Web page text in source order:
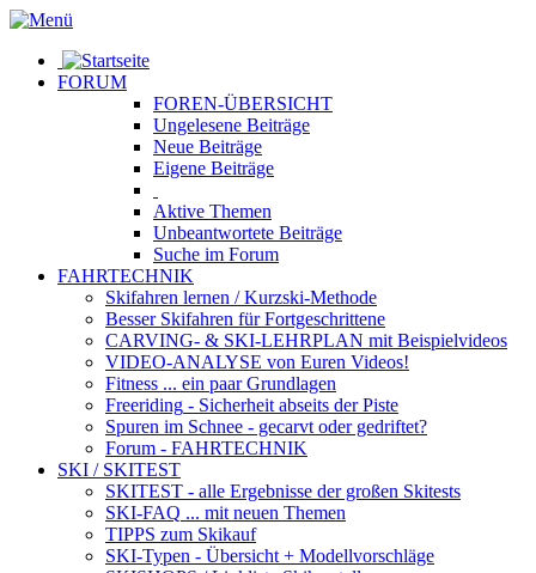
FORUM
FOREN-ÜBERSICHT
Ungelesene Beiträge
Neue Beiträge
Eigene Beiträge
Aktive Themen
Unbeantwortete Beiträge
Suche im Forum
FAHRTECHNIK
Skifahren lernen / Kurzski-Methode
Besser Skifahren für Fortgeschrittene
CARVING- & SKI-LEHRPLAN mit Beispielvideos
VIDEO-ANALYSE von Euren Videos!
Fitness ... ein paar Grundlagen
Freeriding - Sicherheit abseits der Piste
Spuren im Schnee - gecarvt oder gedriftet?
Forum - FAHRTECHNIK
SKI / SKITEST
SKITEST - alle Ergebnisse der großen Skitests
SKI-FAQ ... mit neuen Themen
TIPPS zum Skikauf
SKI-Typen - Übersicht + Modellvorschläge